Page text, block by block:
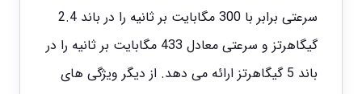
سرعتی برابر با 300 مگابایت بر ثانیه را در باند 2.4
گیگاهرتز و سرعتی معادل 433 مگابایت بر ثانیه را در
باند 5 گیگاهرتز ارائه می دهد. از دیگر ویژگی های